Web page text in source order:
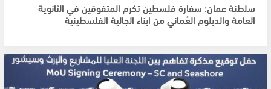
سلطنة عمان: سفارة فلسطين تكرم المتفوقين في الثانوية
العامة والدبلوم العُماني من ابناء الجالية الفلسطينية